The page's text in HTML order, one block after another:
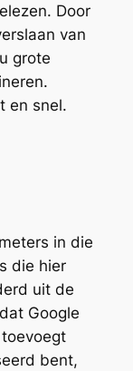
Door
van
grote
en snel.
in die
die hier
uit de
Google
bent,